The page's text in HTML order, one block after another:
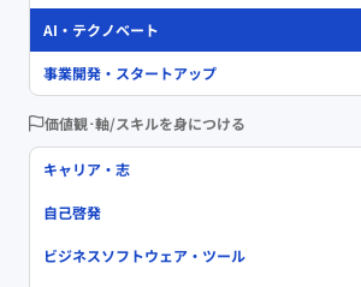
AI・テクノベート
事業開発・スタートアップ
価値観･軸/スキルを身につける
キャリア・志
自己啓発
ビジネスソフトウェア・ツール